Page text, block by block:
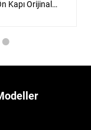
Kapı Orijinal